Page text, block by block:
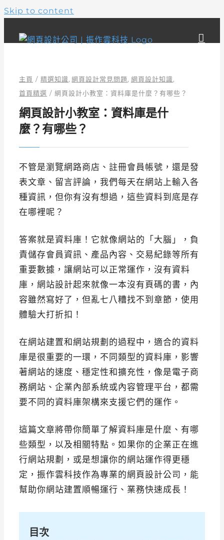
Skip to content
主頁 精選知識 網頁設計常見問題 網頁設計知識
首頁精選
網頁設計小教室：資料庫是什麼？有哪些？
網頁設計小教室：資料庫是什
麼？有哪些？
不管是瀏覽網路商店、註冊會員帳號，還是發
表文章、留言評論，我們每天在網站上輸入各
種資訊，但你有沒有想過，這些資料到底是存
在哪裡呢？
答案就是資料庫！它就像網站的「大腦」，負
責儲存會員資訊、產品內容、交易紀錄等所有
重要數據，讓網站可以正常運作，沒有資料
庫，網站設計起來就像一本沒有頁碼的書，內
容雖然寫好了，但亂七八糟找不到章節，使用
體驗大打折扣！
在網站建置和網站規劃的過程中，適合的資料
庫是很重要的一環，不同類型的資料庫，影響
著網站的速度、穩定性和擴充性，像是電子商
務網站、企業內部系統或內容管理平台，都需
要不同的資料庫架構來支援它們的運作。
這篇文章將帶你簡單了解資料庫是什麼、有哪
些類型，以及相關特點。如果你的企業正在進
行網站規劃，或是想讓你的網站運作得更穩
定，振作雲科技作為專業的網頁設計公司，能
幫助你網站建置順暢運行、業務快速成長！
目次